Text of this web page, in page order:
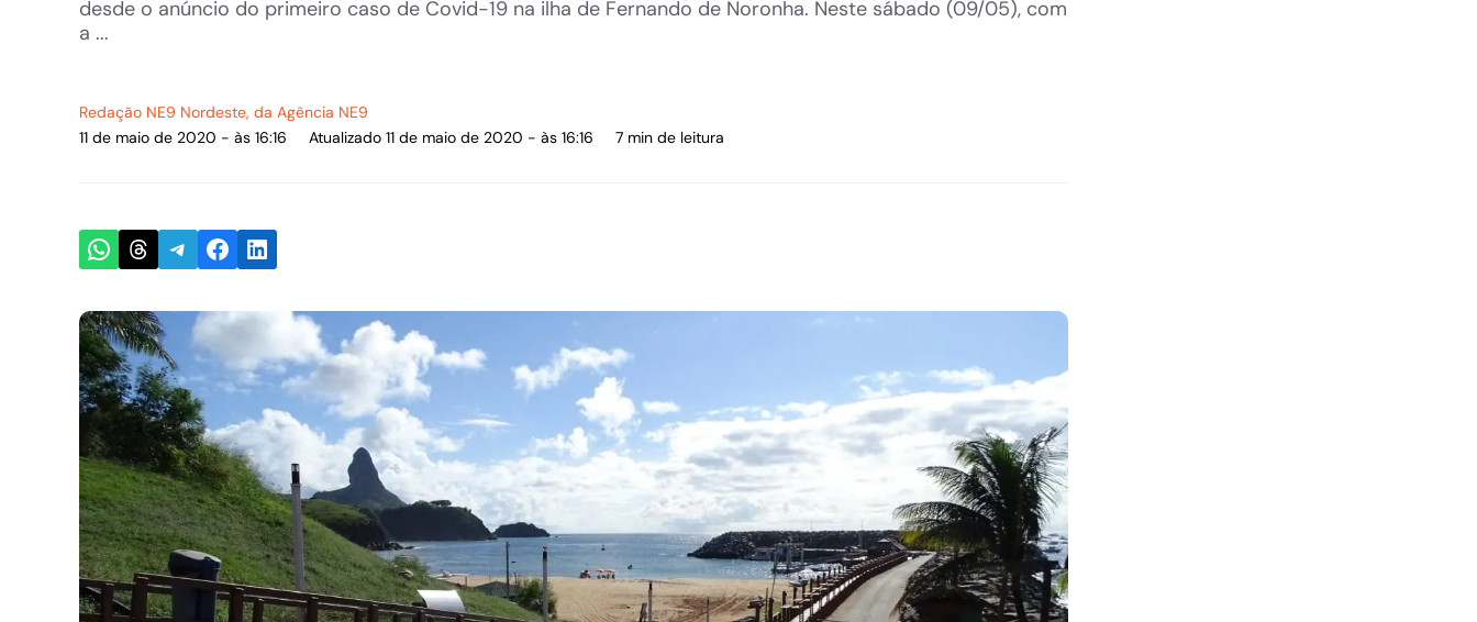
desde o anúncio do primeiro caso de Covid-19 na ilha de Fernando de Noronha. Neste sábado (09/05), com
a ...
Redação NE9 Nordeste, da Agência NE9
11 de maio de 2020 - às 16:16
Atualizado 11 de maio de 2020 - às 16:16 7 min de leitura
Share on WhatsApp
Share on Threads
Share on Telegram
Share on Facebook
Share on LinkedIn